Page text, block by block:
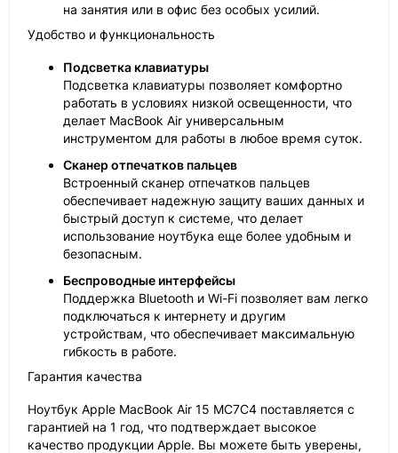
на занятия или в офис без особых усилий.
Удобство и функциональность
Подсветка клавиатуры
Подсветка клавиатуры позволяет комфортно
работать в условиях низкой освещенности, что
делает MacBook Air универсальным
инструментом для работы в любое время суток.
Сканер отпечатков пальцев
Встроенный сканер отпечатков пальцев
обеспечивает надежную защиту ваших данных и
быстрый доступ к системе, что делает
использование ноутбука еще более удобным и
безопасным.
Беспроводные интерфейсы
Поддержка Bluetooth и Wi-Fi позволяет вам легко
подключаться к интернету и другим
устройствам, что обеспечивает максимальную
гибкость в работе.
Гарантия качества
Ноутбук Apple MacBook Air 15 MC7C4 поставляется с
гарантией на 1 год, что подтверждает высокое
качество продукции Apple. Вы можете быть уверены,